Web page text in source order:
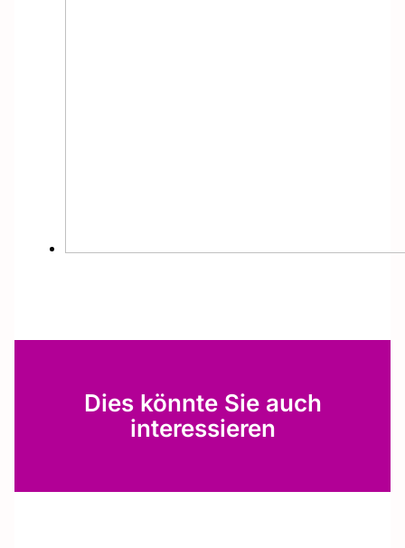
Dies könnte Sie auch
interessieren